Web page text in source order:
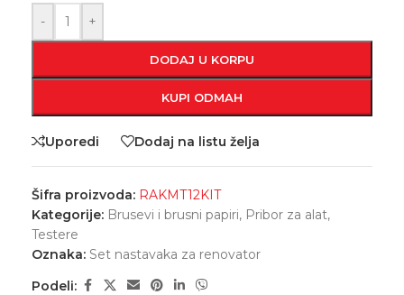
- +
DODAJ U KORPU
KUPI ODMAH
Uporedi Dodaj na listu želja
Šifra proizvoda: RAKMT12KIT
Kategorije: Brusevi i brusni papiri, Pribor za alat,
Testere
Oznaka: Set nastavaka za renovator
Podeli: